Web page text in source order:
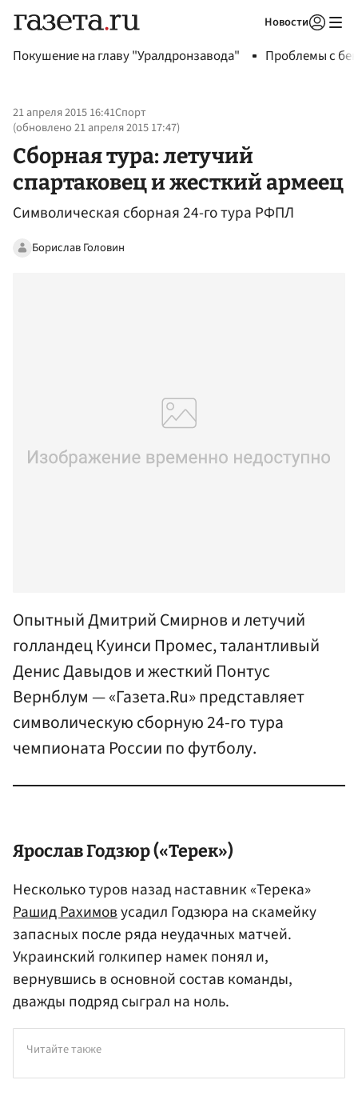
Новости
Покушение на главу "Уралдронзавода" Проблемы с
21 апреля 2015 16:41Спорт
(обновлено21 апреля 2015 17:47)
Сборная тура: летучий
спартаковец и жесткий армеец
Символическая сборная 24-го тура РФПЛ
Борислав Головин
Опытный Дмитрий Смирнов и летучий
голландец Куинси Промес, талантливый
Денис Давыдов и жесткий Понтус
Вернблум — «Газета.Ru» представляет
символическую сборную 24-го тура
чемпионата России по футболу.
Ярослав Годзюр(«Терек»)
Несколько туров назад наставник «Терека»
Рашид Рахимовусадил Годзюра на скамейку
запасных после ряда неудачных матчей.
Украинский голкипер намек понял и,
вернувшись в основной состав команды,
дважды подряд сыграл на ноль.
Читайте также